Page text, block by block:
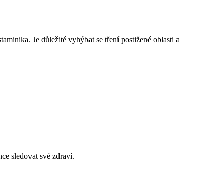
Je důležité vyhýbat se tření postižené oblasti a
sledovat své zdraví.